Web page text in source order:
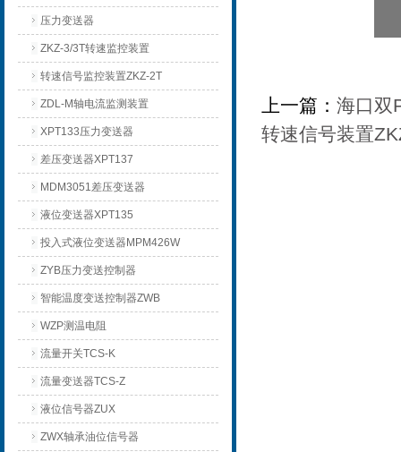
压力变送器
ZKZ-3/3T转速监控装置
转速信号监控装置ZKZ-2T
ZDL-M轴电流监测装置
XPT133压力变送器
差压变送器XPT137
MDM3051差压变送器
液位变送器XPT135
投入式液位变送器MPM426W
ZYB压力变送控制器
智能温度变送控制器ZWB
WZP测温电阻
流量开关TCS-K
流量变送器TCS-Z
液位信号器ZUX
ZWX轴承油位信号器
上一篇： 海口双
转速信号装置